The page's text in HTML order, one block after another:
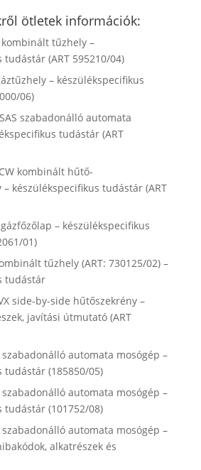
ötletek információk:
kombinált tűzhely –
tudástár (ART 595210/04)
– készülékspecifikus
06)
szabadonálló automata
tudástár (ART
kombinált hűtő-
készülékspecifikus tudástár (ART
– készülékspecifikus
01)
tűzhely (ART: 730125/02) –
tudástár
side-by-side hűtőszekrény –
javítási útmutató (ART
szabadonálló automata mosógép –
tudástár (185850/05)
szabadonálló automata mosógép –
tudástár (101752/08)
szabadonálló automata mosógép –
alkatrészek és